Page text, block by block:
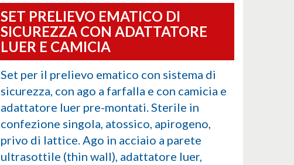
SET PRELIEVO EMATICO DI
SICUREZZA CON ADATTATORE
LUER E CAMICIA
Set per il prelievo ematico con sistema di
sicurezza, con ago a farfalla e con camicia e
adattatore luer pre-montati. Sterile in
confezione singola, atossico, apirogeno,
privo di lattice. Ago in acciaio a parete
ultrasottile (thin wall), adattatore luer,